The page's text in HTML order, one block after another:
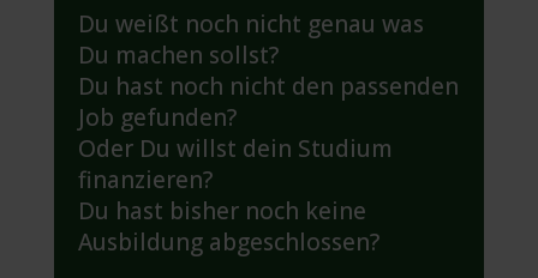
Du weißt noch nicht genau was
Du machen sollst?
Du hast noch nicht den passenden
Job gefunden?
Oder Du willst dein Studium
finanzieren?
Du hast bisher noch keine
Ausbildung abgeschlossen?